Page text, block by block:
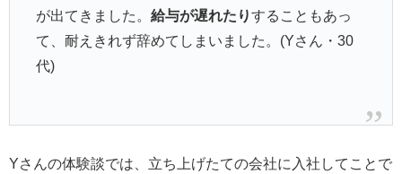
が出てきました。 給与が遅れたりすることもあっ
て、耐えきれず辞めてしまいました。(Yさん・30
代)
Yさんの体験談では、立ち上げたての会社に入社してことで